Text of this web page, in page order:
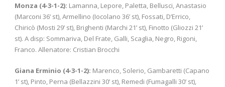
Monza (4-3-1-2): Lamanna, Lepore, Paletta, Bellusci, Anastasio
(Marconi 36’ st), Armellino (Iocolano 36’ st), Fossati, D’Errico,
Chiricò (Mosti 29’ st), Brighenti (Marchi 21’ st), Finotto (Gliozzi 21’
st). A disp: Sommariva, Del Frate, Galli, Scaglia, Negro, Rigoni,
Franco. Allenatore: Cristian Brocchi
Giana Erminio (4-3-1-2): Marenco, Solerio, Gambaretti (Capano
1’ st), Pinto, Perna (Bellazzini 30’ st), Remedi (Fumagalli 30’ st),